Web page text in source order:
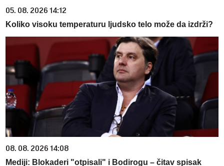
05. 08. 2026 14:12
Koliko visoku temperaturu ljudsko telo može da izdrži?
08. 08. 2026 14:08
Mediji: Blokaderi "otpisali" i Bodirogu – čitav spisak